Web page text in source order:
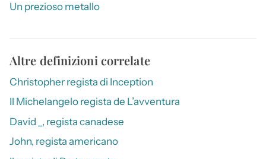
Un prezioso metallo
Altre definizioni correlate
Christopher regista di Inception
Il Michelangelo regista de L’avventura
David _, regista canadese
John, regista americano